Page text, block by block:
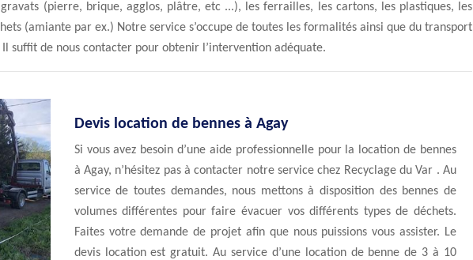
(pierre, brique, agglos, plâtre, etc ...), les ferrailles, les cartons, les plastiques, les
(amiante par ex.) Notre service s’occupe de toutes les formalités ainsi que du transport
Il suffit de nous contacter pour obtenir l’intervention adéquate.
Devis location de bennes à Agay
Si vous avez besoin d’une aide professionnelle pour la location de bennes
à Agay, n’hésitez pas à contacter notre service chez Recyclage du Var . Au
service de toutes demandes, nous mettons à disposition des bennes de
volumes différentes pour faire évacuer vos différents types de déchets.
Faites votre demande de projet afin que nous puissions vous assister. Le
devis location est gratuit. Au service d’une location de benne de 3 à 10